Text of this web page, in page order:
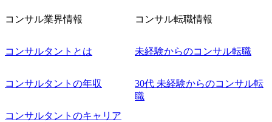
コンサル業界情報
コンサルタントとは
コンサルタントの年収
コンサルタントのキャリア
コンサル転職情報
未経験からのコンサル転職
30代 未経験からのコンサル転
職